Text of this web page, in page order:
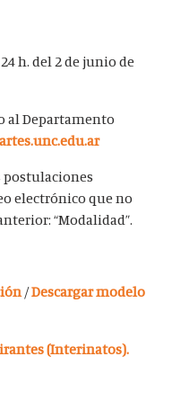
h. del 2 de junio de
al Departamento
postulaciones
electrónico que no
“Modalidad”.
/Descargar modelo
(Interinatos).